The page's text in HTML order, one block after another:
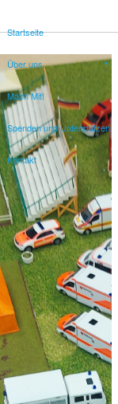
Startseite
Über uns
Mach Mit!
Spenden und Unterstützen
Kontakt